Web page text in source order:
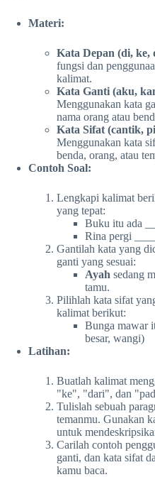
Materi:
Kata Depan (di, ke,
fungsi dan
kalimat.
Kata Ganti (aku,
Menggunakan kata
nama orang atau
Kata Sifat (cantik,
Menggunakan kata
benda, orang, atau
Contoh Soal:
Lengkapi kalimat
yang tepat:
Buku itu ada
Rina pergi
Gantilah kata yang
ganti yang sesuai:
Ayah sedang
tamu.
Pilihlah kata sifat
kalimat berikut:
Bunga mawar
besar, wangi)
Latihan:
Buatlah kalimat
"ke", "dari", dan
Tulislah sebuah
temanmu. Gunakan
untuk
Carilah contoh
ganti, dan kata sifat
kamu baca.